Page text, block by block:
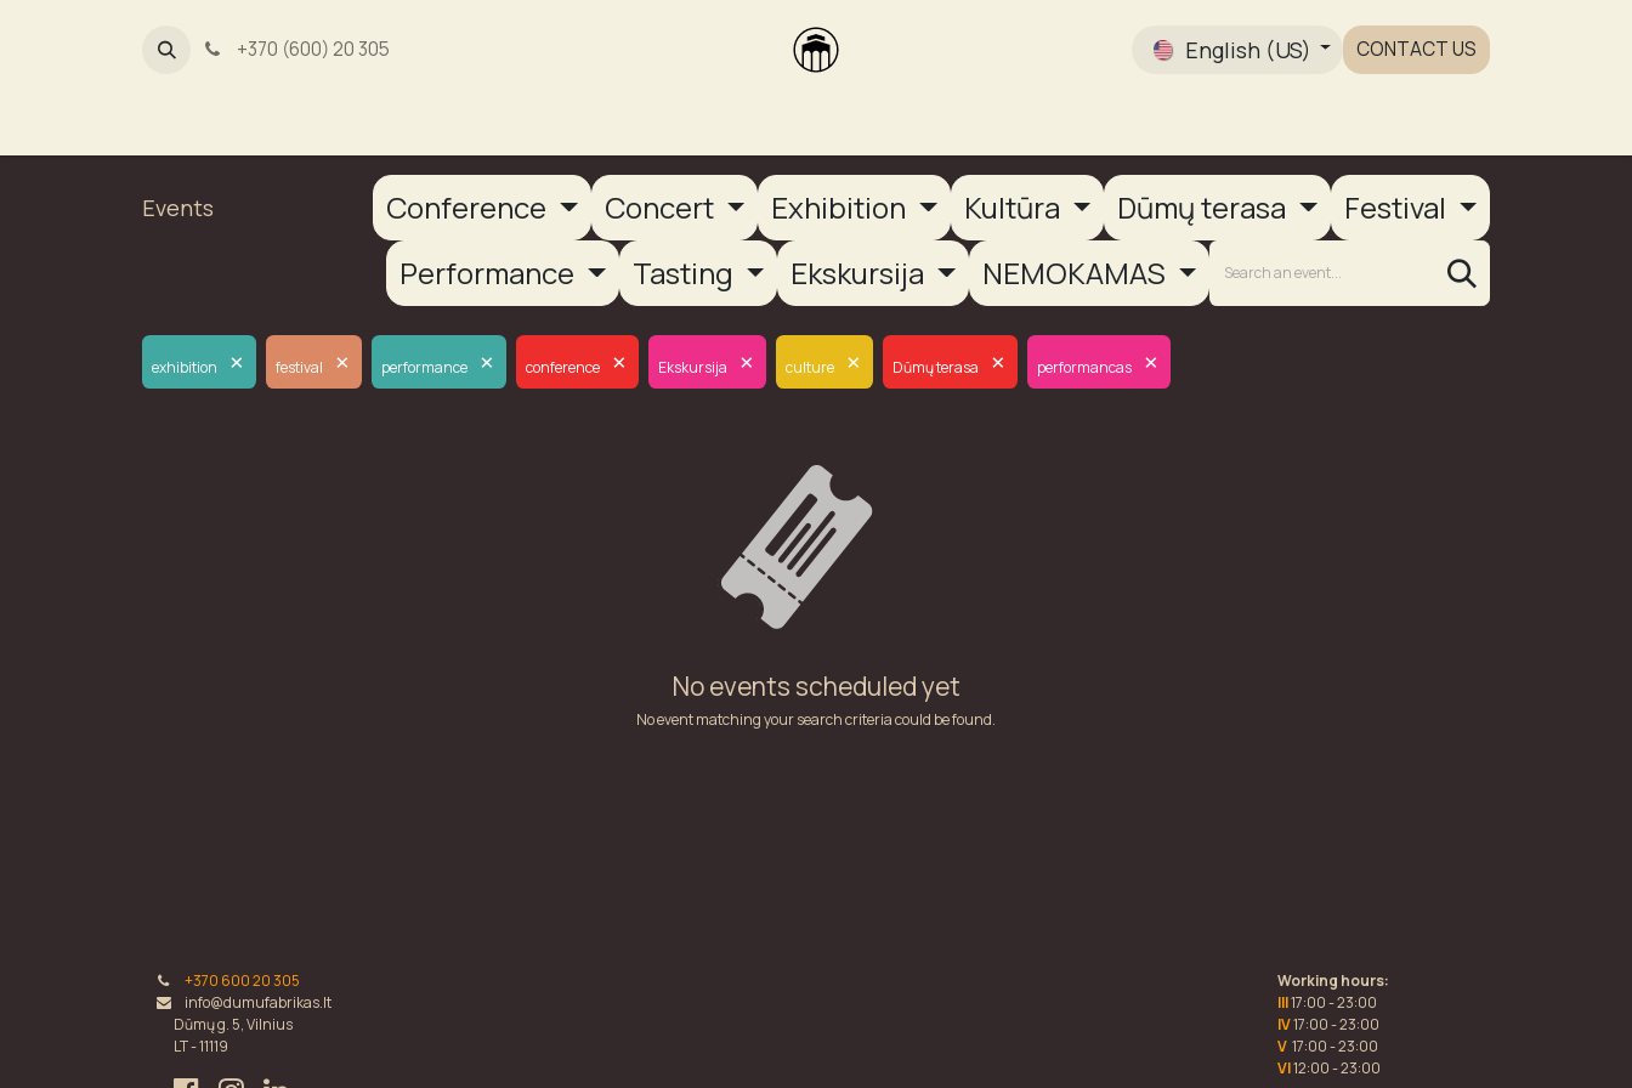
+370 (600) 20 305 English (US) CONTACT US
Events Conference Concert Exhibition Kultūra Dūmų terasa
Festival
Performance
Tasting Ekskursija NEMOKAMAS
exhibition × festival × performance × conference × Ekskursija × culture × Dūmų terasa × performancas ×
No events scheduled yet
No event matching your search criteria could be found.
+370 600 20 305
info@dumufabrikas.lt
Dūmų g. 5, Vilnius
LT - 11119
Working hours:
III17:00 - 23:00
IV17:00 - 23:00
V 17:00 - 23:00
VI12:00 - 23:00